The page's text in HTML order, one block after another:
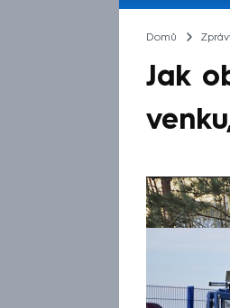
Domů
Jak
Výběr